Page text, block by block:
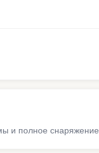
и полное снаряжение